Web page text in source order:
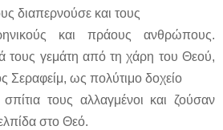
διαπερνούσε και τους
και πράους ανθρώπους.
τους γεμάτη από τη χάρη του Θεού,
Σεραφείμ, ως πολύτιμο δοχείο
τους αλλαγμένοι και ζούσαν
στο Θεό.